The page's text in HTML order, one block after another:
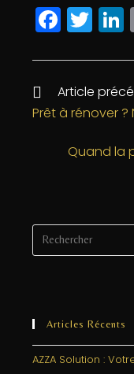
F
a
c
e
b
o
T
w
itt
e
r
Article
Prêt à rénover
Quand la
Articles Récents
AZZA Solution :